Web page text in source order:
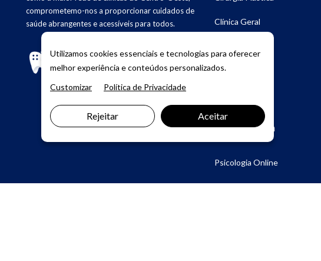
comprometemo-nos a proporcionar cuidados de
saúde abrangentes e acessíveis para todos.
Clínica Geral
Endocrinologia
Teleconsulta
Psicologia Online
Utilizamos cookies essenciais e tecnologias para oferecer
melhor experiência e conteúdos personalizados.
Customizar
Política de Privacidade
Rejeitar Aceitar